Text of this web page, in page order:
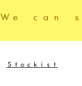
We
Stockist